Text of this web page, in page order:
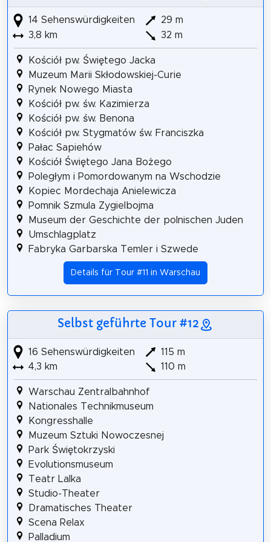
14 Sehenswürdigkeiten
3,8 km
29 m
32 m
Kościół pw. Świętego Jacka
Muzeum Marii Skłodowskiej-Curie
Rynek Nowego Miasta
Kościół pw. św. Kazimierza
Kościół pw. św. Benona
Kościół pw. Stygmatów św. Franciszka
Pałac Sapiehów
Kościół Świętego Jana Bożego
Poległym i Pomordowanym na Wschodzie
Kopiec Mordechaja Anielewicza
Pomnik Szmula Zygielbojma
Museum der Geschichte der polnischen Juden
Umschlagplatz
Fabryka Garbarska Temler i Szwede
Details für Tour #11 in Warschau
Selbst geführte Tour #12
16 Sehenswürdigkeiten
4,3 km
115 m
110 m
Warschau Zentralbahnhof
Nationales Technikmuseum
Kongresshalle
Muzeum Sztuki Nowoczesnej
Park Świętokrzyski
Evolutionsmuseum
Teatr Lalka
Studio-Theater
Dramatisches Theater
Scena Relax
Palladium